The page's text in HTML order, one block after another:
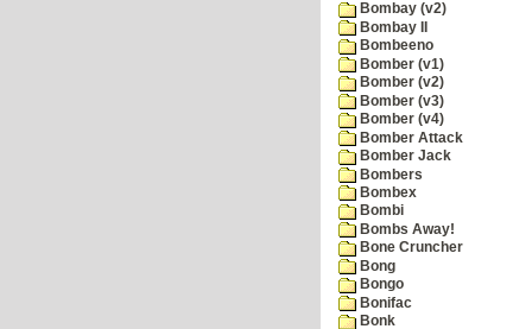
Bombay (v2)
Bombay II
Bombeeno
Bomber (v1)
Bomber (v2)
Bomber (v3)
Bomber (v4)
Bomber Attack
Bomber Jack
Bombers
Bombex
Bombi
Bombs Away!
Bone Cruncher
Bong
Bongo
Bonifac
Bonk